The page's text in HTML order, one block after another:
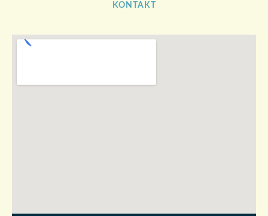
KONTAKT